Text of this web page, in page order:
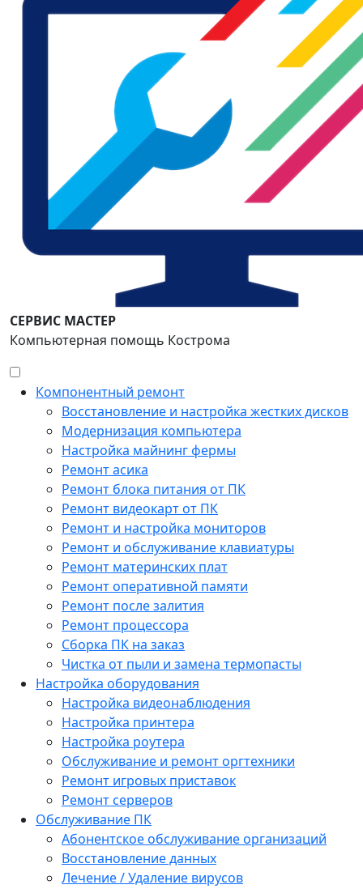
СЕРВИС МАСТЕР
Компьютерная помощь Кострома
Компонентный ремонт
Восстановление и настройка жестких дисков
Модернизация компьютера
Настройка майнинг фермы
Ремонт асика
Ремонт блока питания от ПК
Ремонт видеокарт от ПК
Ремонт и настройка мониторов
Ремонт и обслуживание клавиатуры
Ремонт материнских плат
Ремонт оперативной памяти
Ремонт после залития
Ремонт процессора
Сборка ПК на заказ
Чистка от пыли и замена термопасты
Настройка оборудования
Настройка видеонаблюдения
Настройка принтера
Настройка роутера
Обслуживание и ремонт оргтехники
Ремонт игровых приставок
Ремонт серверов
Обслуживание ПК
Абонентское обслуживание организаций
Восстановление данных
Лечение / Удаление вирусов